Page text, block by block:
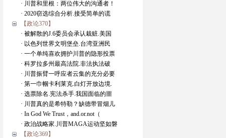
· 川普和里根：两位伟大的沟通者！
· 2020窃选综合分析.接受简单的谎
【政论370】
· 被解散的J.6委员会承认栽赃.美国
· 以色列世界文明堡垒.台湾亚洲民
· 一个单纯喜欢拥护川普的隐形投票
· 科罗拉多州最高法院.非法执法破
· 川普振臂一呼应者云集的充分必要
· 第一巾帼卡利莱克.白灯开放边境.
· 选票除名.宪法杀手.我国面临的噩
· 川普真的是希特勒？缺德带冒烟儿
· In God We Trust，and.or.not（
· 政治战略家.川普MAGA运动坚如磐
【政论369】